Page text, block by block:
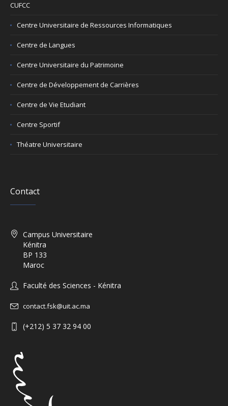
CUFCC
Centre Universitaire de Ressources Informatiques
Centre de Langues
Centre Universitaire du Patrimoine
Centre de Développement de Carrières
Centre de Vie Etudiant
Centre Sportif
Théatre Universitaire
Contact
Campus Universitaire
Kénitra
BP 133
Maroc
Faculté des Sciences - Kénitra
contact.fsk@uit.ac.ma
(+212) 5 37 32 94 00